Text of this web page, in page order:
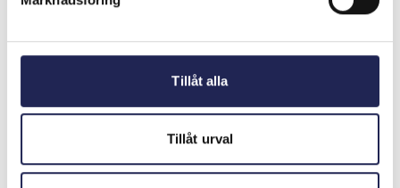
Tillåt alla
Tillåt urval
ARN 2016-03461 – Låg hastighet inte skäl
ARN 2016-02098 – Muntliga löften om
trådlösa tjänster kunde inte bevisas